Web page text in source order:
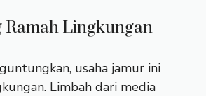
Ramah Lingkungan
usaha jamur ini
Limbah dari media